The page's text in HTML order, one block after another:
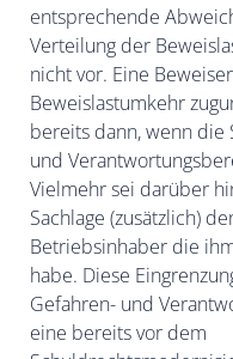
entsprechende
Verteilung der
nicht vor. Eine
Beweislastumkehr
bereits dann, wenn die
und
Vielmehr sei darüber
Sachlage (zusätzlich)
Betriebsinhaber die
habe. Diese
Gefahren- und
eine bereits vor dem